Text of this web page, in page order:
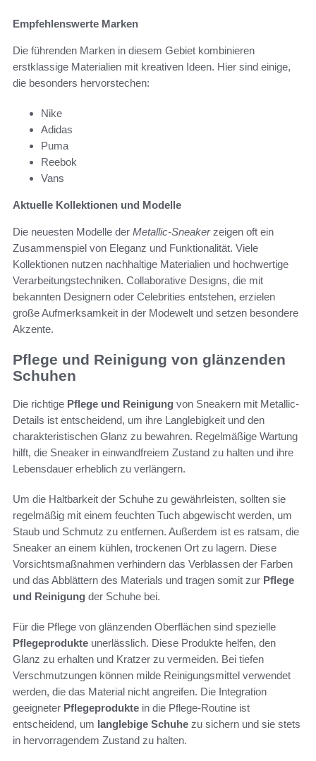
Empfehlenswerte Marken
Die führenden Marken in diesem Gebiet kombinieren
erstklassige Materialien mit kreativen Ideen. Hier sind einige,
die besonders hervorstechen:
Nike
Adidas
Puma
Reebok
Vans
Aktuelle Kollektionen und Modelle
Die neuesten Modelle der Metallic-Sneakerzeigen oft ein
Zusammenspiel von Eleganz und Funktionalität. Viele
Kollektionen nutzen nachhaltige Materialien und hochwertige
Verarbeitungstechniken. Collaborative Designs, die mit
bekannten Designern oder Celebrities entstehen, erzielen
große Aufmerksamkeit in der Modewelt und setzen besondere
Akzente.
Pflege und Reinigung von glänzenden
Schuhen
Die richtige Pflege und Reinigung von Sneakern mit Metallic-
Details ist entscheidend, um ihre Langlebigkeit und den
charakteristischen Glanz zu bewahren. Regelmäßige Wartung
hilft, die Sneaker in einwandfreiem Zustand zu halten und ihre
Lebensdauer erheblich zu verlängern.
Um die Haltbarkeit der Schuhe zu gewährleisten, sollten sie
regelmäßig mit einem feuchten Tuch abgewischt werden, um
Staub und Schmutz zu entfernen. Außerdem ist es ratsam, die
Sneaker an einem kühlen, trockenen Ort zu lagern. Diese
Vorsichtsmaßnahmen verhindern das Verblassen der Farben
und das Abblättern des Materials und tragen somit zur Pflege
und Reinigung der Schuhe bei.
Für die Pflege von glänzenden Oberflächen sind spezielle
Pflegeprodukte unerlässlich. Diese Produkte helfen, den
Glanz zu erhalten und Kratzer zu vermeiden. Bei tiefen
Verschmutzungen können milde Reinigungsmittel verwendet
werden, die das Material nicht angreifen. Die Integration
geeigneter Pflegeprodukte in die Pflege-Routine ist
entscheidend, um langlebige Schuhe zu sichern und sie stets
in hervorragendem Zustand zu halten.